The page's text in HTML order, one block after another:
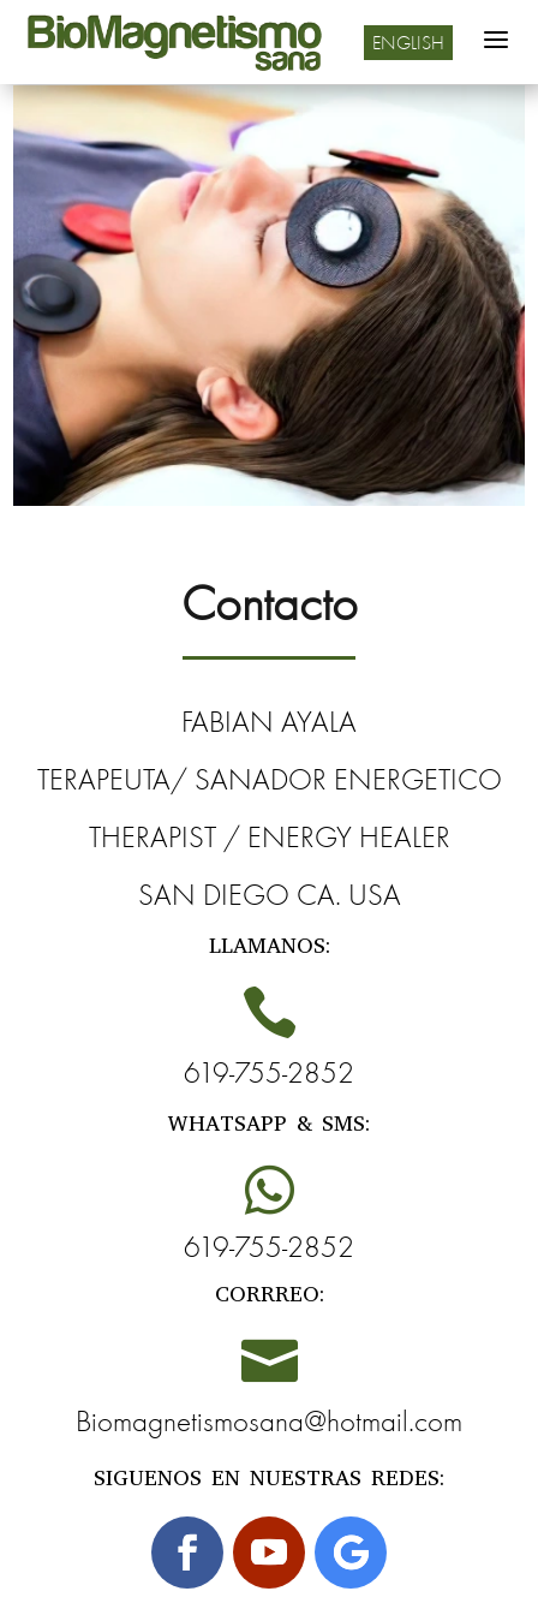
ENGLISH a
Contacto
FABIAN AYALA
TERAPEUTA/ SANADOR ENERGETICO
THERAPIST / ENERGY HEALER
SAN DIEGO CA. USA
LLAMANOS:

619-755-2852
WHATSAPP & SMS:

619-755-2852
CORRREO:

Biomagnetismosana@hotmail.com
SIGUENOS EN NUESTRAS REDES: